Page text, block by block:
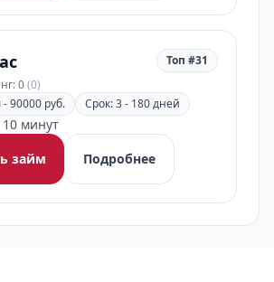
0(0)
Топ #31
90000 руб. Срок: 3 - 180 дней
минут
займ
Подробнее